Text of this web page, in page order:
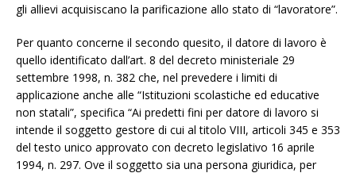
gli allievi acquisiscano la parificazione allo stato di “lavoratore”.
Per quanto concerne il secondo quesito, il datore di lavoro è
quello identificato dall’art. 8 del decreto ministeriale 29
settembre 1998, n. 382 che, nel prevedere i limiti di
applicazione anche alle “Istituzioni scolastiche ed educative
non statali”, specifica “Ai predetti fini per datore di lavoro si
intende il soggetto gestore di cui al titolo VIII, articoli 345 e 353
del testo unico approvato con decreto legislativo 16 aprile
1994, n. 297. Ove il soggetto sia una persona giuridica, per